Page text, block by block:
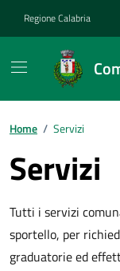
Regione Calabria
Home / Servizi
Servizi
Tutti i servizi
sportello, per
graduatorie ed